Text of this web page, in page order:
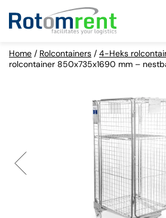
Home / Rolcontainers / 4-Heks
rolcontainer 850x735x1690 mm –